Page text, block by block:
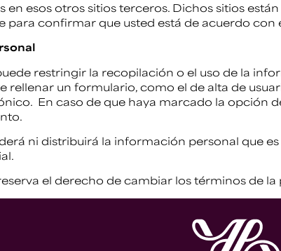
en esos otros sitios terceros. Dichos sitios
para confirmar que usted está de acuerdo con
restringir la recopilación o el uso de la
rellenar un formulario, como el de alta de
En caso de que haya marcado la opción
ni distribuirá la información personal que
el derecho de cambiar los términos de